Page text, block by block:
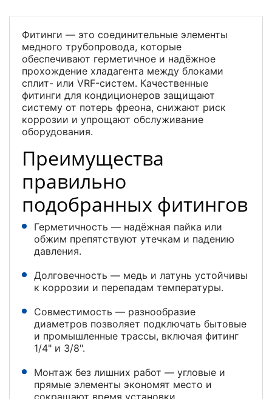
Фитинги — это соединительные элементы
медного трубопровода, которые
обеспечивают герметичное и надёжное
прохождение хладагента между блоками
сплит- или VRF-систем. Качественные
фитинги для кондиционеров защищают
систему от потерь фреона, снижают риск
коррозии и упрощают обслуживание
оборудования.
Преимущества
правильно
подобранных фитингов
Герметичность — надёжная пайка или
обжим препятствуют утечкам и падению
давления.
Долговечность — медь и латунь устойчивы
к коррозии и перепадам температуры.
Совместимость — разнообразие
диаметров позволяет подключать бытовые
и промышленные трассы, включая фитинг
1/4" и 3/8".
Монтаж без лишних работ — угловые и
прямые элементы экономят место и